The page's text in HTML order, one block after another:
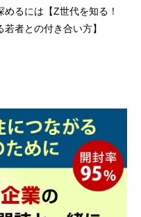
るには【Z世代を知る！
者との付き合い方】